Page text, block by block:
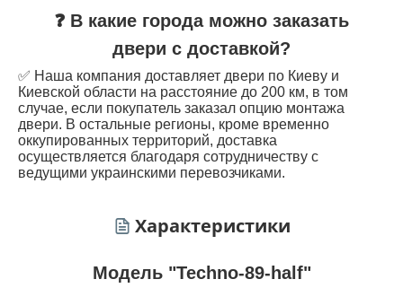
❓ В какие города можно заказать
двери с доставкой?
✅ Наша компания доставляет двери по Киеву и
Киевской области на расстояние до 200 км, в том
случае, если покупатель заказал опцию монтажа
двери. В остальные регионы, кроме временно
оккупированных территорий, доставка
осуществляется благодаря сотрудничеству с
ведущими украинскими перевозчиками.
Характеристики
Модель "Techno-89-half"